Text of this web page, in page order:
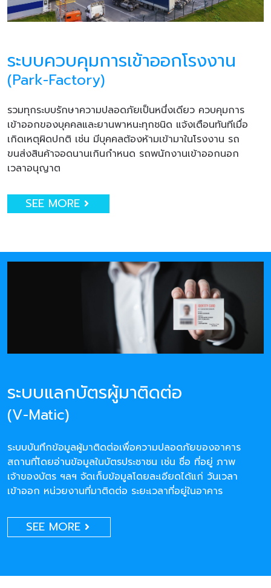
ระบบควบคุมการเข้าออกโรงงาน
(Park-Factory)
รวมทุกระบบรักษาความปลอดภัยเป็นหนึ่งเดียว ควบคุมการ
เข้าออกของบุคคลและยานพาหนะทุกชนิด แจ้งเตือนทันทีเมื่อ
เกิดเหตุผิดปกติ เช่น มีบุคคลต้องห้ามเข้ามาในโรงงาน รถ
ขนส่งสินค้าจอดนานเกินกำหนด รถพนักงานเข้าออกนอก
เวลาอนุญาต
SEE MORE
ระบบแลกบัตรผู้มาติดต่อ
(V-Matic)
ระบบบันทึกข้อมูลผู้มาติดต่อเพื่อความปลอดภัยของอาคาร
สถานที่โดยอ่านข้อมูลในบัตรประชาชน เช่น ชื่อ ที่อยู่ ภาพ
เจ้าของบัตร ฯลฯ จัดเก็บข้อมูลโดยละเอียดได้แก่ วันเวลา
เข้าออก หน่วยงานที่มาติดต่อ ระยะเวลาที่อยู่ในอาคาร
SEE MORE